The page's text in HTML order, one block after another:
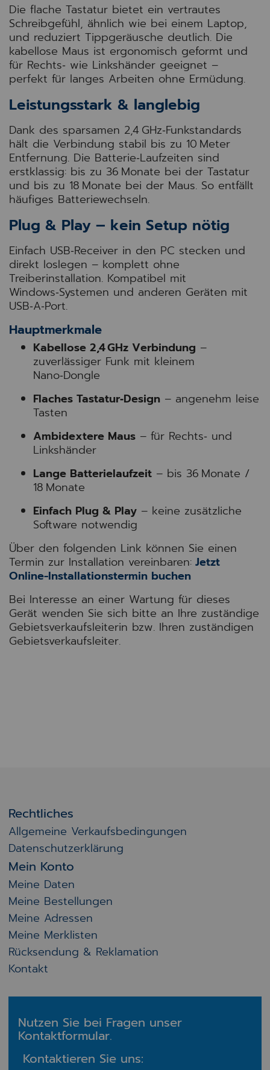
Die flache Tastatur bietet ein vertrautes
Schreibgefühl, ähnlich wie bei einem Laptop,
und reduziert Tippgeräusche deutlich. Die
kabellose Maus ist ergonomisch geformt und
für Rechts‑ wie Linkshänder geeignet –
perfekt für langes Arbeiten ohne Ermüdung.
Leistungsstark & langlebig
Dank des sparsamen 2,4 GHz‑Funkstandards
hält die Verbindung stabil bis zu 10 Meter
Entfernung. Die Batterie‑Laufzeiten sind
erstklassig: bis zu 36 Monate bei der Tastatur
und bis zu 18 Monate bei der Maus. So entfällt
häufiges Batteriewechseln.
Plug & Play – kein Setup nötig
Einfach USB‑Receiver in den PC stecken und
direkt loslegen – komplett ohne
Treiberinstallation. Kompatibel mit
Windows‑Systemen und anderen Geräten mit
USB‑A‑Port.
Hauptmerkmale
Kabellose 2,4 GHz Verbindung –
zuverlässiger Funk mit kleinem
Nano‑Dongle
Flaches Tastatur‑Design – angenehm leise
Tasten
Ambidextere Maus – für Rechts‑ und
Linkshänder
Lange Batterielaufzeit – bis 36 Monate /
18 Monate
Einfach Plug & Play – keine zusätzliche
Software notwendig
Über den folgenden Link können Sie einen
Termin zur Installation vereinbaren: Jetzt
Online-Installationstermin buchen
Bei Interesse an einer Wartung für dieses
Gerät wenden Sie sich bitte an Ihre zuständige
Gebietsverkaufsleiterin bzw. Ihren zuständigen
Gebietsverkaufsleiter.
Rechtliches
Allgemeine Verkaufsbedingungen
Datenschutzerklärung
Mein Konto
Meine Daten
Meine Bestellungen
Meine Adressen
Meine Merklisten
Rücksendung & Reklamation
Kontakt
Nutzen Sie bei Fragen unser
Kontaktformular.
Kontaktieren Sie uns: